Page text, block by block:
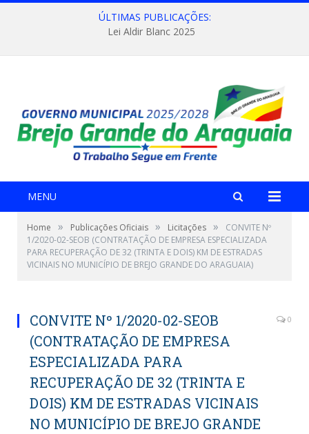
ÚLTIMAS PUBLICAÇÕES:
Lei Aldir Blanc 2025
MENU
Home » Publicações Oficiais » Licitações »
CONVITE Nº
1/2020-02-SEOB (CONTRATAÇÃO DE EMPRESA ESPECIALIZADA
PARA RECUPERAÇÃO DE 32 (TRINTA E DOIS) KM DE ESTRADAS
VICINAIS NO MUNICÍPIO DE BREJO GRANDE DO ARAGUAIA)
CONVITE Nº 1/2020-02-SEOB
(CONTRATAÇÃO DE EMPRESA
ESPECIALIZADA PARA
RECUPERAÇÃO DE 32 (TRINTA E
DOIS) KM DE ESTRADAS VICINAIS
NO MUNICÍPIO DE BREJO GRANDE
0